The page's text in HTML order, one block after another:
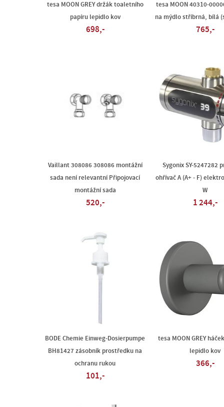
tesa MOON GREY držák toaletního
papíru lepidlo kov
698,-
tesa MOON 40310-
na mýdlo stříbrná, bílá
765,-
Vaillant 308086 308086 montážní
sada není relevantní Připojovací
montážní sada
520,-
Sygonix SY-5247282
ohřívač A (A+ - F)
W
1 244,-
BODE Chemie Einweg-Dosierpumpe
BH81427 zásobník prostředku na
ochranu rukou
101,-
tesa MOON GREY
lepidlo kov
366,-